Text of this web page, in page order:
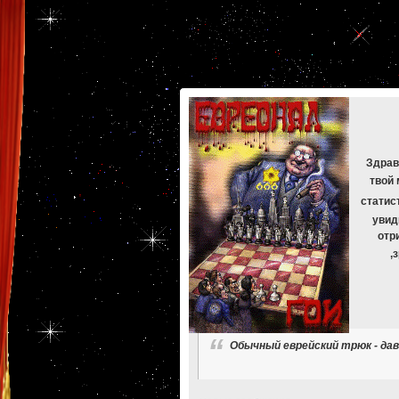
[phpBB Debug] PHP Warning : in file [ROOT]/phpbb/db/driver/mysqli.php
[phpBB Debug] PHP Warning
[ROOT]/phpbb/db/driver/mysqli.php
[phpBB Debug] PHP Warning
: in file [ROOT]/phpbb/db/driver/mysqli.php 265 :
[phpBB Debug] PHP Warning
: in file [ROOT]/phpbb/db/driver/mysqli.php on line 329 :
[phpBB Debug] PHP Warning
[ROOT]/phpbb/db/driver/mysqli.php on line 265 :
[phpBB Debug] PHP Warning
[ROOT]/phpbb/db/driver/mysqli.php on line
[phpBB Debug] PHP Warning
: in file [ROOT]/phpbb/db/driver/mysqli.php on line265
[phpBB Debug] PHP Warning
: in file [ROOT]/phpbb/db/driver/mysqli.php on line
твой
Обычный еврейский трюк -